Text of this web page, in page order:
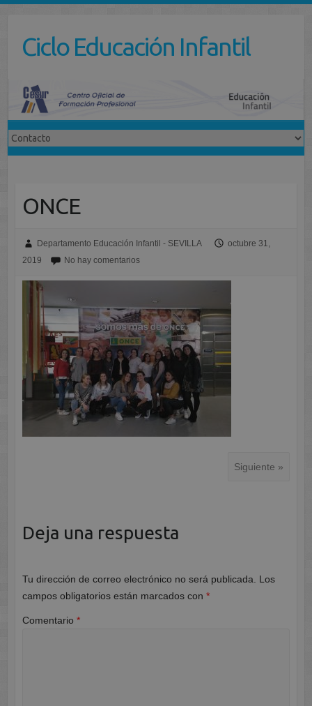
contenidoCiclo Educación Infantil
ONCE
Departamento Educación Infantil - SEVILLA
octubre 31,
2019
No hay comentarios
Siguiente »
Deja una respuesta
Tu dirección de correo electrónico no será publicada.
Los
campos obligatorios están marcados con *
Comentario *